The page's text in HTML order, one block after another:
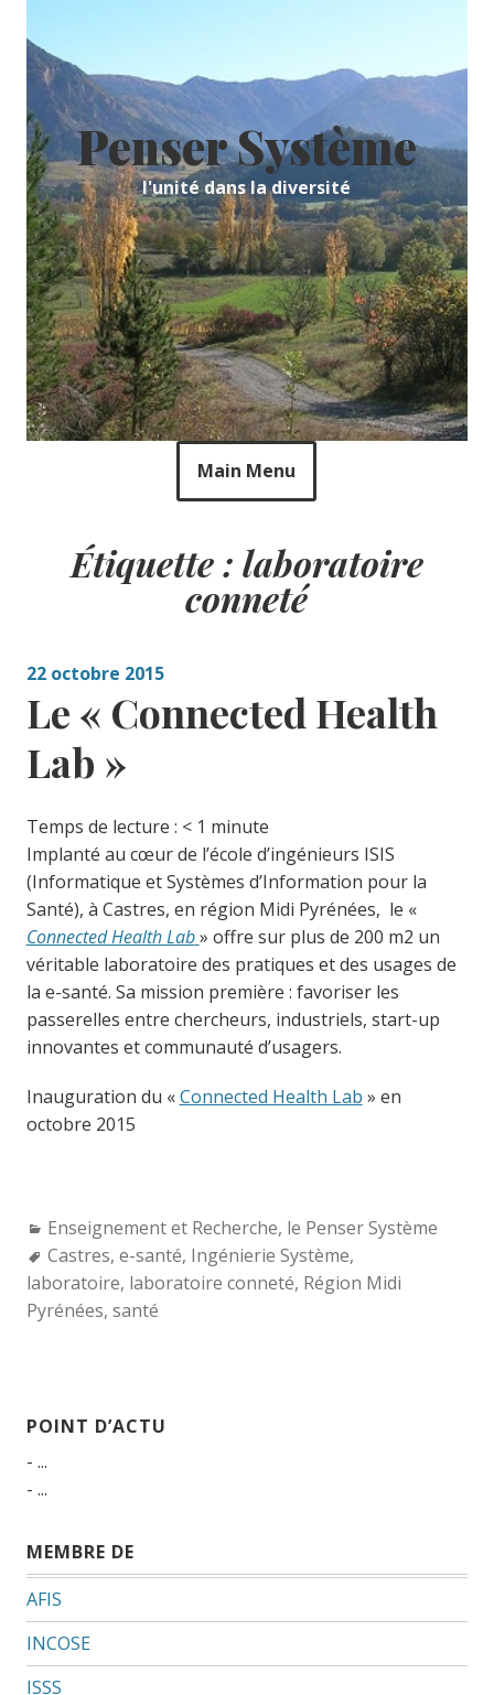
content
Penser Système
l'unité dans la diversité
Main Menu
Étiquette : laboratoire
conneté
22 octobre 2015
Le « Connected Health
Lab »
Temps de lecture : < 1 minute
Implanté au cœur de l’école d’ingénieurs ISIS
(Informatique et Systèmes d’Information pour la
Santé), à Castres, en région Midi Pyrénées, le «
Connected Health Lab » offre sur plus de 200 m2 un
véritable laboratoire des pratiques et des usages de
la e-santé. Sa mission première : favoriser les
passerelles entre chercheurs, industriels, start-up
innovantes et communauté d’usagers.
Inauguration du «Connected Health Lab » en
octobre 2015
Categories:
Enseignement et Recherche, le Penser Système
Tags:
Castres, e-santé, Ingénierie Système,
laboratoire, laboratoire conneté, Région Midi
Pyrénées, santé
POINT D’ACTU
- ...
- ...
MEMBRE DE
AFIS
INCOSE
ISSS